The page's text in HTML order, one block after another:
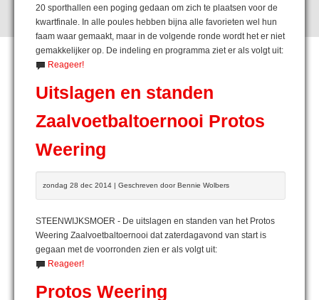
20 sporthallen een poging gedaan om zich te plaatsen voor de
kwartfinale. In alle poules hebben bijna alle favorieten wel hun
faam waar gemaakt, maar in de volgende ronde wordt het er niet
gemakkelijker op. De indeling en programma ziet er als volgt uit:
Reageer!
Uitslagen en standen
Zaalvoetbaltoernooi Protos
Weering
zondag 28 dec 2014 | Geschreven door Bennie Wolbers
STEENWIJKSMOER - De uitslagen en standen van het Protos
Weering Zaalvoetbaltoernooi dat zaterdagavond van start is
gegaan met de voorronden zien er als volgt uit:
Reageer!
Protos Weering